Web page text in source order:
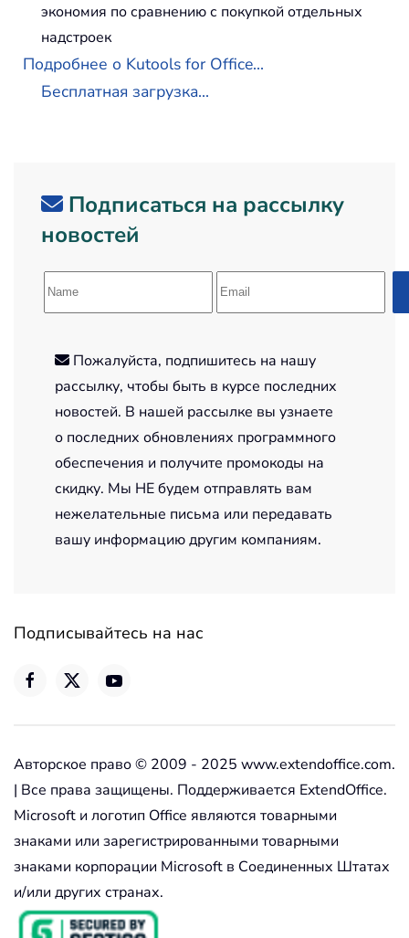
экономия по сравнению с покупкой отдельных
надстроек
Подробнее о Kutools for Office...
Бесплатная загрузка...
Подписаться на рассылку
новостей
Пожалуйста, подпишитесь на нашу
рассылку, чтобы быть в курсе последних
новостей. В нашей рассылке вы узнаете
о последних обновлениях программного
обеспечения и получите промокоды на
скидку. Мы НЕ будем отправлять вам
нежелательные письма или передавать
вашу информацию другим компаниям.
Подписывайтесь на нас
Авторское право © 2009 - 2025 www.extendoffice.com.
| Все права защищены. Поддерживается ExtendOffice.
Microsoft и логотип Office являются товарными
знаками или зарегистрированными товарными
знаками корпорации Microsoft в Соединенных Штатах
и/или других странах.